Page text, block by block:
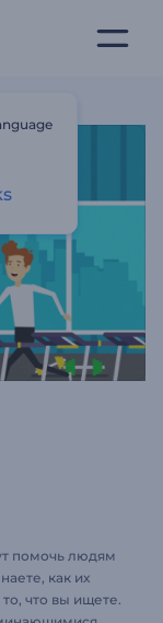
помочь людям
как их
что вы ищете.